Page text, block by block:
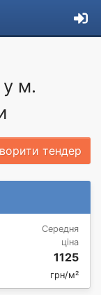
м.
тендер
Середня
ціна
1125
грн/м²